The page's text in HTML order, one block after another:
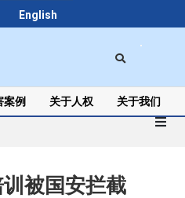
English
案例 关于人权 关于我们
被国安拦截